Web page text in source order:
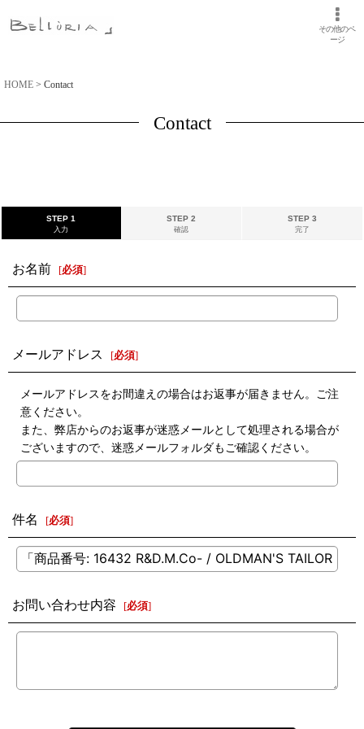
その他のペ
ージ
HOME > Contact
Contact
STEP 1
入力
STEP 2
確認
STEP 3
完了
お名前 [必須]
メールアドレス [必須]
メールアドレスをお間違えの場合はお返事が届きません。ご注
意ください。
また、弊店からのお返事が迷惑メールとして処理される場合が
ございますので、迷惑メールフォルダもご確認ください。
件名 [必須]
お問い合わせ内容 [必須]